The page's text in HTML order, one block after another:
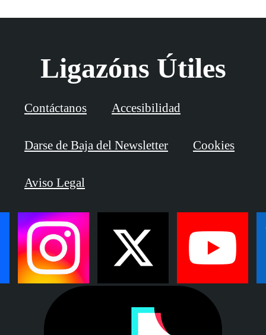
Ligazóns Útiles
Contáctanos Accesibilidad
Darse de Baja del Newsletter Cookies
Aviso Legal